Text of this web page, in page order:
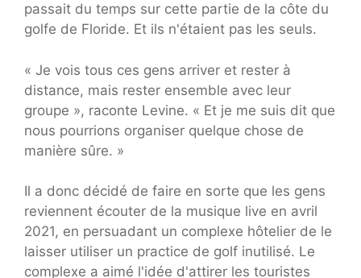
passait du temps sur cette partie de la côte du
golfe de Floride. Et ils n'étaient pas les seuls.
« Je vois tous ces gens arriver et rester à
distance, mais rester ensemble avec leur
groupe », raconte Levine. « Et je me suis dit que
nous pourrions organiser quelque chose de
manière sûre. »
Il a donc décidé de faire en sorte que les gens
reviennent écouter de la musique live en avril
2021, en persuadant un complexe hôtelier de le
laisser utiliser un practice de golf inutilisé. Le
complexe a aimé l'idée d'attirer les touristes